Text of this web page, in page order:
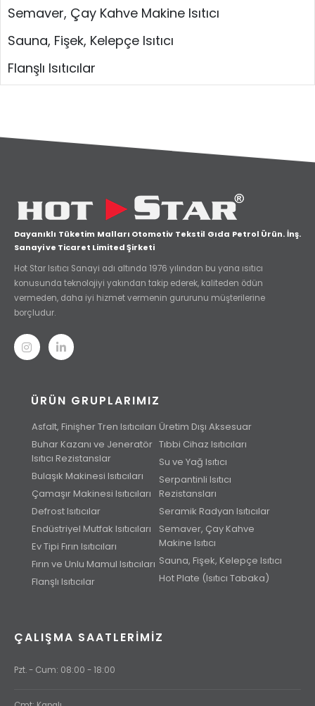
Semaver, Çay Kahve Makine Isıtıcı
Sauna, Fişek, Kelepçe Isıtıcı
Flanşlı Isıtıcılar
Dayanıklı Tüketim Malları Otomotiv Tekstil Gıda Petrol Ürün. İnş.
Sanayi ve Ticaret Limited Şirketi
Hot Star Isıtıcı Sanayi adı altında 1976 yılından bu yana ısıtıcı
konusunda teknolojiyi yakından takip ederek, kaliteden ödün
vermeden, daha iyi hizmet vermenin gururunu müşterilerine
borçludur.
ÜRÜN GRUPLARIMIZ
Asfalt, Finişher Tren Isıtıcıları
Buhar Kazanı ve Jeneratör
Isıtıcı Rezistanslar
Bulaşık Makinesi Isıtıcıları
Çamaşır Makinesi Isıtıcıları
Defrost Isıtıcılar
Endüstriyel Mutfak Isıtıcıları
Ev Tipi Fırın Isıtıcıları
Fırın ve Unlu Mamul Isıtıcıları
Flanşlı Isıtıcılar
Üretim Dışı Aksesuar
Tıbbi Cihaz Isıtıcıları
Su ve Yağ Isıtıcı
Serpantinli Isıtıcı
Rezistansları
Seramik Radyan Isıtıcılar
Semaver, Çay Kahve
Makine Isıtıcı
Sauna, Fişek, Kelepçe Isıtıcı
Hot Plate (Isıtıcı Tabaka)
ÇALIŞMA SAATLERIMIZ
Pzt. - Cum: 08:00 - 18:00